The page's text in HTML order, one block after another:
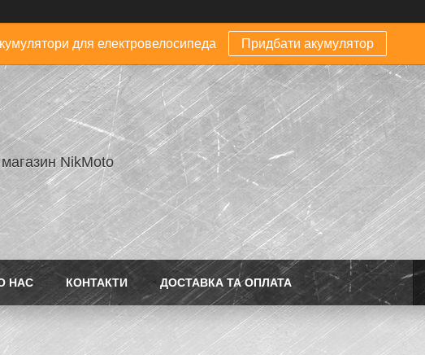
для електровелосипеда Придбати акумулятор
магазин NikMoto
НАС КОНТАКТИ ДОСТАВКА ТА ОПЛАТА